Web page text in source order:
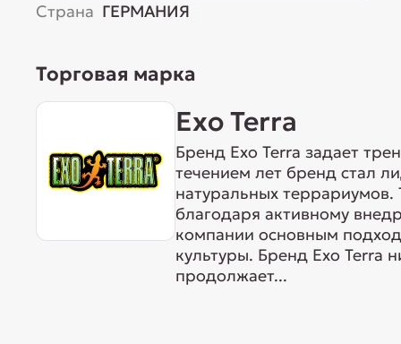
Страна ГЕРМАНИЯ
Торговая марка
Exo Terra
Бренд Exo Terra задает
течением лет бренд стал
натуральных
благодаря активному
компании основным
культуры. Бренд Exo Terra
продолжает...